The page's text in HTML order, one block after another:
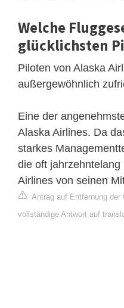
Welche
glücklichsten
Piloten von Alaska
außergewöhnlich
Eine der
Alaska Airlines. Da
starkes
die oft
Airlines von seinen
Antrag auf Entfernung der
vollständige Antwort auf